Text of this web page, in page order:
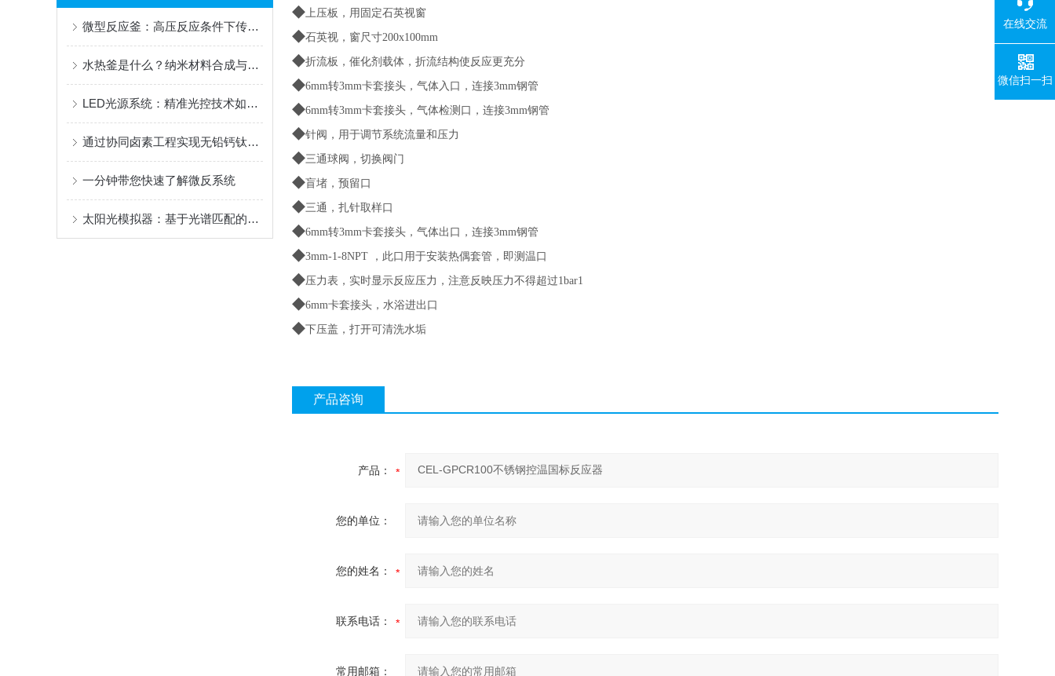
微型反应釜：高压反应条件下传质效率与安全性研究
水热釜是什么？纳米材料合成与高压反应的核心设备解析
LED光源系统：精准光控技术如何重塑科研实验｜中教金源
通过协同卤素工程实现无铅钙钛矿的高选择性CO2甲烷化
一分钟带您快速了解微反系统
太阳光模拟器：基于光谱匹配的光伏器件性能测试方法研究
◆上压板，用固定石英视窗
◆石英视，窗尺寸200x100mm
◆折流板，催化剂载体，折流结构使反应更充分
◆6mm转3mm卡套接头，气体入口，连接3mm钢管
◆6mm转3mm卡套接头，气体检测口，连接3mm钢管
◆针阀，用于调节系统流量和压力
◆三通球阀，切换阀门
◆盲堵，预留口
◆三通，扎针取样口
◆6mm转3mm卡套接头，气体出口，连接3mm钢管
◆3mm-1-8NPT ，此口用于安装热偶套管，即测温口
◆压力表，实时显示反应压力，注意反映压力不得超过1bar1
◆6mm卡套接头，水浴进出口
◆下压盖，打开可清洗水垢
产品咨询
产品：
您的单位：
您的姓名：
联系电话：
常用邮箱：
在线交流
微信扫一扫